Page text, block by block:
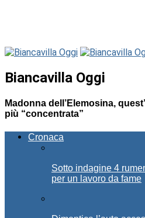
Biancavilla Oggi
Madonna dell’Elemosina,
più “concentrata”
Cronaca
Sotto indagine 4
per un lavoro da fame